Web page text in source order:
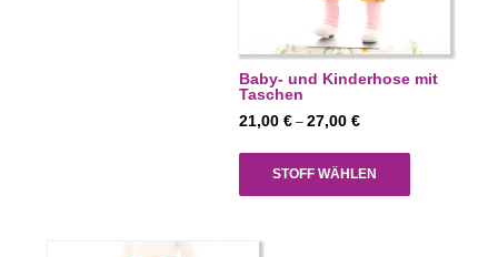
Baby- und Kinderhose mit
Taschen
21,00€ –27,00€Preisspanne:
bis
27,00 €
STOFF WÄHLEN